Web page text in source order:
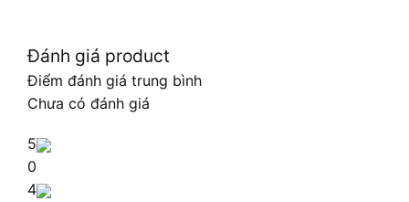
Đánh giá product
Điểm đánh giá trung bình
Chưa có đánh giá
5
0
4